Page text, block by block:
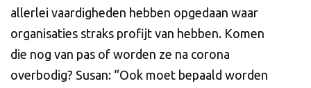
allerlei vaardigheden hebben opgedaan waar
organisaties straks profijt van hebben. Komen
die nog van pas of worden ze na corona
overbodig? Susan: “Ook moet bepaald worden